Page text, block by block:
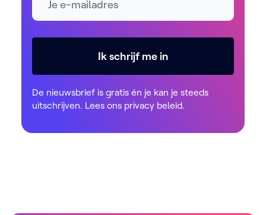
Ik schrijf me in
De nieuwsbrief is gratis én je kan je steeds
uitschrijven. Lees ons privacy beleid.